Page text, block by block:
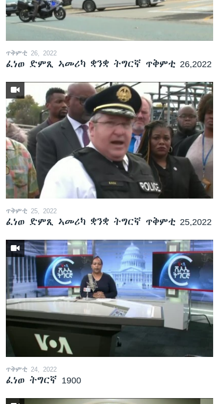
ቂሔ ጽልሚ
ቋንቋታት
ጥቅምቲ 26, 2022
ፈነወ ድምጺ ኣመሪካ ቋንቋ ትግርኛ ጥቅምቲ 26,2022
ጥቅምቲ 25, 2022
ፈነወ ድምጺ ኣመሪካ ቋንቋ ትግርኛ ጥቅምቲ 25,2022
ጥቅምቲ 24, 2022
ፈነወ ትግርኛ 1900